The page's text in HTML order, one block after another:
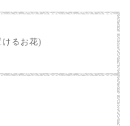
るお花)